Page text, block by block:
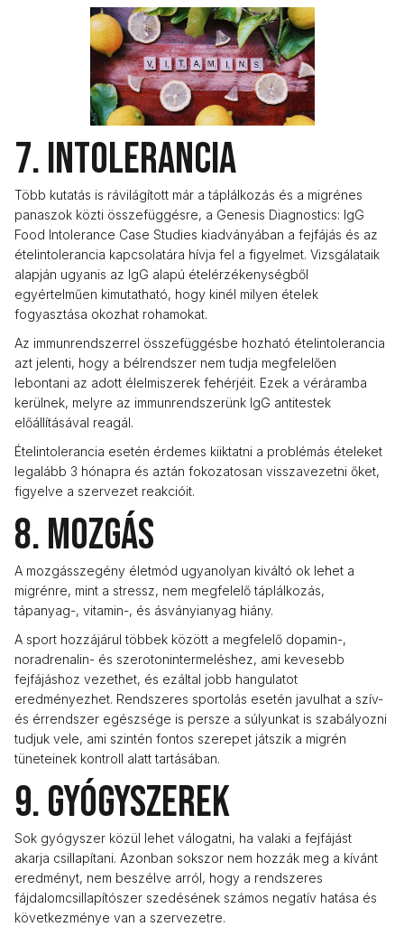
7. Intolerancia
Több kutatás is rávilágított már a táplálkozás és a migrénes
panaszok közti összefüggésre, a Genesis Diagnostics: IgG
Food Intolerance Case Studies kiadványában a fejfájás és az
ételintolerancia kapcsolatára hívja fel a figyelmet. Vizsgálataik
alapján ugyanis az IgG alapú ételérzékenységből
egyértelműen kimutatható, hogy kinél milyen ételek
fogyasztása okozhat rohamokat.
Az immunrendszerrel összefüggésbe hozható ételintolerancia
azt jelenti, hogy a bélrendszer nem tudja megfelelően
lebontani az adott élelmiszerek fehérjéit. Ezek a véráramba
kerülnek, melyre az immunrendszerünk IgG antitestek
előállításával reagál.
Ételintolerancia esetén érdemes kiiktatni a problémás ételeket
legalább 3 hónapra és aztán fokozatosan visszavezetni őket,
figyelve a szervezet reakcióit.
8. Mozgás
A mozgásszegény életmód ugyanolyan kiváltó ok lehet a
migrénre, mint a stressz, nem megfelelő táplálkozás,
tápanyag-, vitamin-, és ásványianyag hiány.
A sport hozzájárul többek között a megfelelő dopamin-,
noradrenalin- és szerotonintermeléshez, ami kevesebb
fejfájáshoz vezethet, és ezáltal jobb hangulatot
eredményezhet. Rendszeres sportolás esetén javulhat a szív-
és érrendszer egészsége is persze a súlyunkat is szabályozni
tudjuk vele, ami szintén fontos szerepet játszik a migrén
tüneteinek kontroll alatt tartásában.
9. Gyógyszerek
Sok gyógyszer közül lehet válogatni, ha valaki a fejfájást
akarja csillapítani. Azonban sokszor nem hozzák meg a kívánt
eredményt, nem beszélve arról, hogy a rendszeres
fájdalomcsillapítószer szedésének számos negatív hatása és
következménye van a szervezetre.